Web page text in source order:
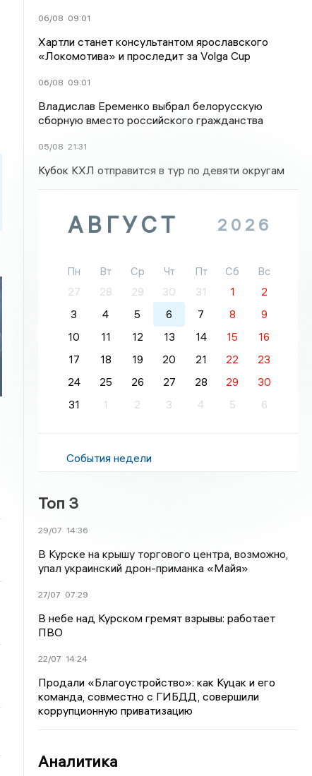
06/08 09:01
Хартли станет консультантом ярославского
«Локомотива» и проследит за Volga Cup
06/08 09:01
Владислав Еременко выбрал белорусскую
сборную вместо российского гражданства
05/08 21:31
Кубок КХЛ отправится в тур по девяти округам
АВГУСТ 2026
Пн Вт Ср Чт Пт Сб
Вс
27
28 29 30 31 1
2
3
4 5 6 7 8
9
10
11 12 13 14 15
16
17
18 19 20 21 22
23
24
25 26 27 28 29
30
31
1 2 3 4 5 6
События недели
Топ 3
29/07 14:36
В Курске на крышу торгового центра, возможно,
упал украинский дрон-приманка «Майя»
27/07 07:29
В небе над Курском гремят взрывы: работает
ПВО
22/07 14:24
Продали «Благоустройство»: как Куцак и его
команда, совместно с ГИБДД, совершили
коррупционную приватизацию
Аналитика